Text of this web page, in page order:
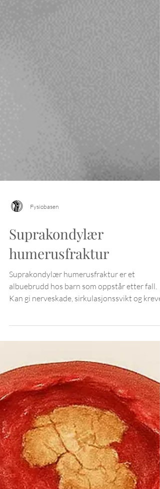
Suprakondylær
humerusfraktur
Suprakondylær humerusfraktur er et
albuebrudd hos barn som oppstår etter fall.
nøye behandling.